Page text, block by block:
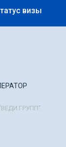
визы
ГРУПП".